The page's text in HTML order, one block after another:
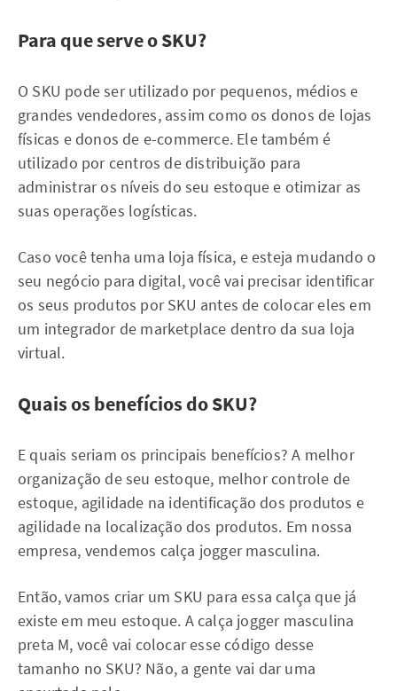
Para que serve o SKU?
O SKU pode ser utilizado por pequenos, médios e
grandes vendedores, assim como os donos de lojas
físicas e donos de e-commerce. Ele também é
utilizado por centros de distribuição para
administrar os níveis do seu estoque e otimizar as
suas operações logísticas.
Caso você tenha uma loja física, e esteja mudando o
seu negócio para digital, você vai precisar identificar
os seus produtos por SKU antes de colocar eles em
um integrador de marketplace dentro da sua loja
virtual.
Quais os benefícios do SKU?
E quais seriam os principais benefícios? A melhor
organização de seu estoque, melhor controle de
estoque, agilidade na identificação dos produtos e
agilidade na localização dos produtos. Em nossa
empresa, vendemos calça jogger masculina.
Então, vamos criar um SKU para essa calça que já
existe em meu estoque. A calça jogger masculina
preta M, você vai colocar esse código desse
tamanho no SKU? Não, a gente vai dar uma